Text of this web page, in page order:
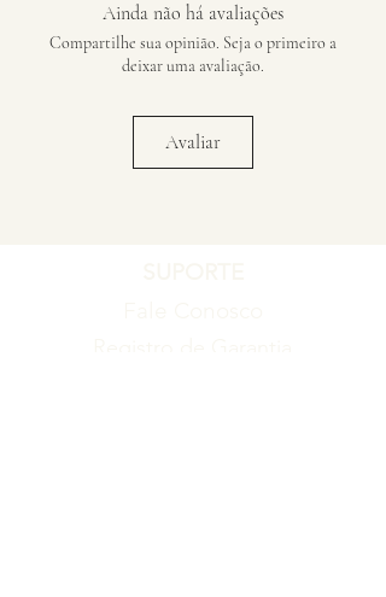
Ainda não há avaliações
Compartilhe sua opinião. Seja o primeiro a
deixar uma avaliação.
Avaliar